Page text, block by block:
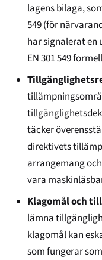
lagens bilaga,
549 (för
har signalerat en
EN 301 549
täcker
direktivets
arrangemang
vara
Klagomål och
lämna
klagomål kan
som fungerar